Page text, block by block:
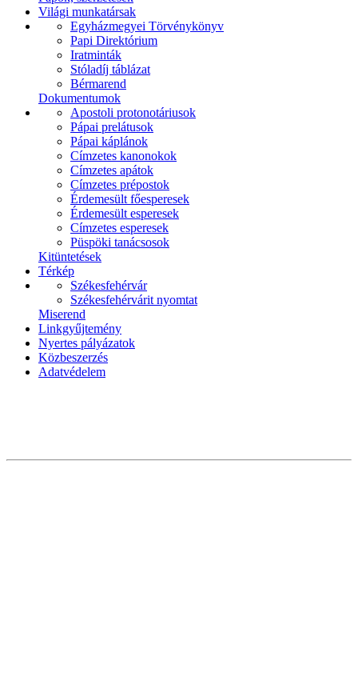
Világi munkatársak
Egyházmegyei Törvénykönyv
Papi Direktórium
Iratminták
Stóladíj táblázat
Bérmarend
Dokumentumok
Apostoli protonotáriusok
Pápai prelátusok
Pápai káplánok
Címzetes kanonokok
Címzetes apátok
Címzetes prépostok
Érdemesült főesperesek
Érdemesült esperesek
Címzetes esperesek
Püspöki tanácsosok
Kitüntetések
Térkép
Székesfehérvár
Székesfehérvárit nyomtat
Miserend
Linkgyűjtemény
Nyertes pályázatok
Közbeszerzés
Adatvédelem